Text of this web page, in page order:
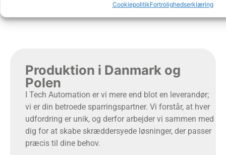
CookiepolitikFortrolighedserklæring
Produktion i Danmark og
Polen​
I Tech Automation er vi mere end blot en leverandør;
vi er din betroede sparringspartner. Vi forstår, at hver
udfordring er unik, og derfor arbejder vi sammen med
dig for at skabe skræddersyede løsninger, der passer
præcis til dine behov.